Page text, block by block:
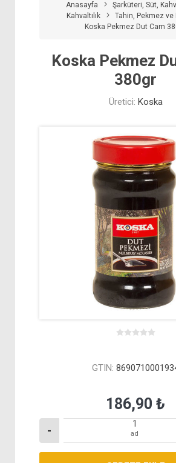
Anasayfa
Şarküteri, Süt,
Kahvaltılık
Tahin, Pekmez ve
Koska Pekmez Dut Cam
Koska Pekmez
380gr
Üretici: Koska
GTIN:
186,90 ₺
- ad